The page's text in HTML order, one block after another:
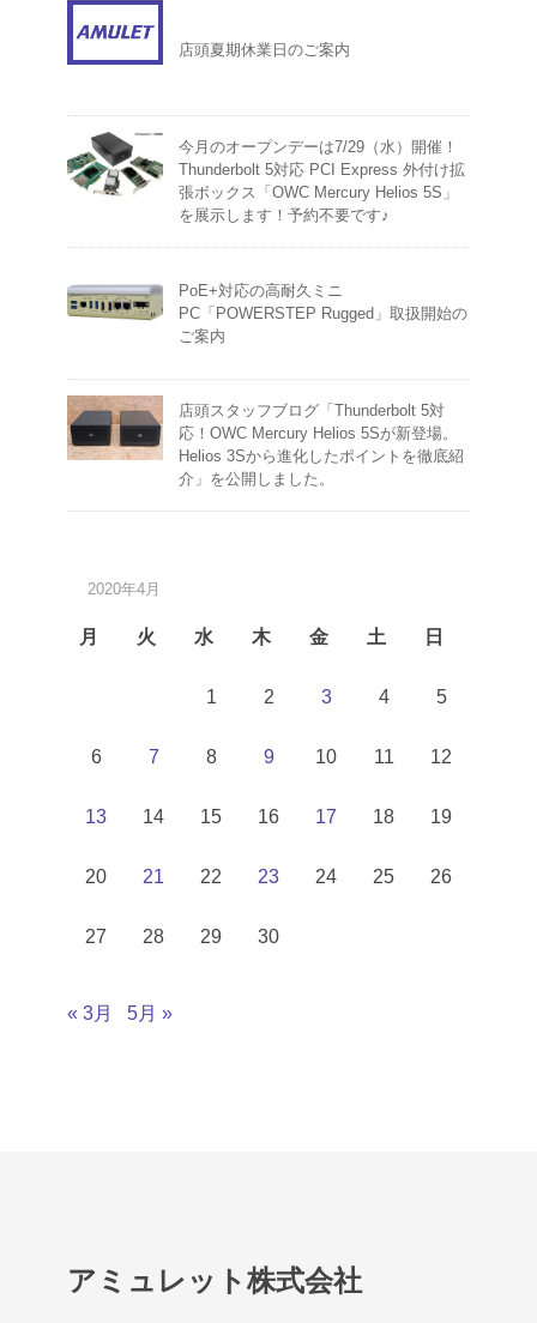
店頭夏期休業日のご案内
今月のオープンデーは7/29（水）開催！
Thunderbolt 5対応 PCI Express 外付け拡
張ボックス「OWC Mercury Helios 5S」
を展示します！予約不要です♪
PoE+対応の高耐久ミニ
PC「POWERSTEP Rugged」取扱開始の
ご案内
店頭スタッフブログ「Thunderbolt 5対
応！OWC Mercury Helios 5Sが新登場。
Helios 3Sから進化したポイントを徹底紹
介」を公開しました。
2020年4月
月 火 水 木 金 土 日
1 2 3 4 5
6 7 8 9 10 11 12
13 14 15 16 17 18 19
20 21 22 23 24 25 26
27 28 29 30
« 3月 5月 »
アミュレット株式会社